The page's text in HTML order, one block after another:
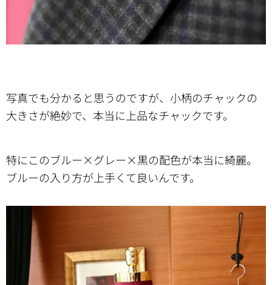
写真でも分かると思うのですが、小柄のチャックの
大きさが絶妙で、本当に上品なチャックです。
特にこのブルー×グレー×黒の配色が本当に綺麗。
ブルーの入り方が上手くて良いんです。